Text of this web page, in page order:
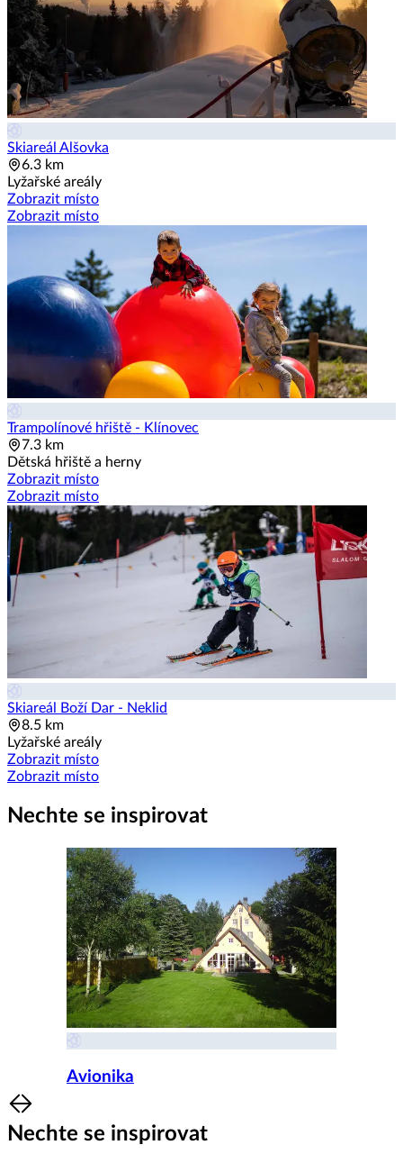
Skiareál Alšovka
6.3 km
Lyžařské areály
Zobrazit místo
Zobrazit místo
Trampolínové hřiště - Klínovec
7.3 km
Dětská hřiště a herny
Zobrazit místo
Zobrazit místo
Skiareál Boží Dar - Neklid
8.5 km
Lyžařské areály
Zobrazit místo
Zobrazit místo
Nechte se inspirovat
Avionika
Item
1
of
Nechte se inspirovat